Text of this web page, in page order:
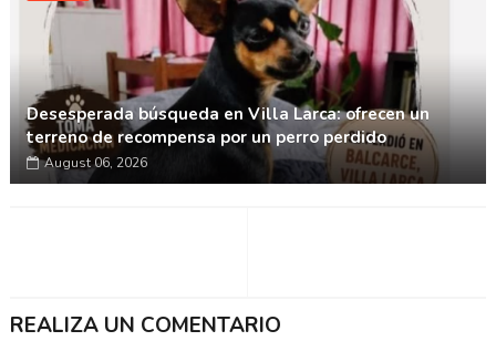
Desesperada búsqueda en Villa Larca: ofrecen un
terreno de recompensa por un perro perdido
August 06, 2026
REALIZA UN COMENTARIO